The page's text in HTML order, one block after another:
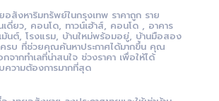
อสังหาริมทรัพย์ในกรุงเทพ ราคาถูก ราย
ดี่ยว, คอนโด, ทาวน์เฮ้าส์, คอนโด , อาคาร
ม้นต์, โรงแรม, บ้านใหม่พร้อมอยู่, บ้านมือสอง
ครบ ที่ช่วยคุณค้นหาประกาศได้มากขึ้น คุณ
จากทำเลที่น่าสนใจ ช่วงราคา เพื่อให้ได้
ความต้องการมากที่สุด